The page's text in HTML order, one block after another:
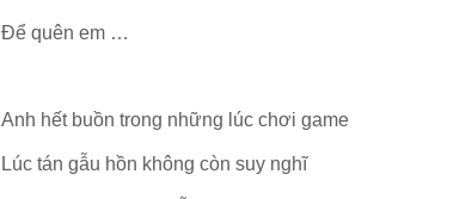
Để quên em …
Anh hết buồn trong những lúc chơi game
Lúc tán gẫu hồn không còn suy nghĩ